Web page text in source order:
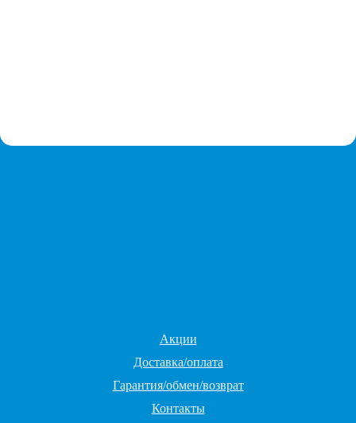
Акции
Доставка/оплата
Гарантия/обмен/возврат
Контакты